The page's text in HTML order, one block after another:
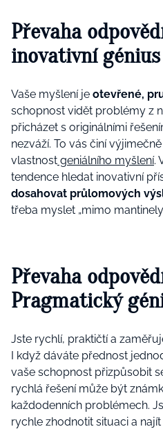
Převaha
inovativní génius
Vaše myšlení je otevřené,
schopnost vidět problémy z
přicházet s originálními
nezváží. To vás činí
vlastnost geniálního myšlení.
tendence hledat inovativní
dosahovat průlomových
třeba myslet „mimo
Převaha
Pragmatický
Jste rychlí, praktičtí a
I když dáváte přednost
vaše schopnost přizpůsobit
rychlá řešení může být
každodenních problémech.
rychle zhodnotit situaci a